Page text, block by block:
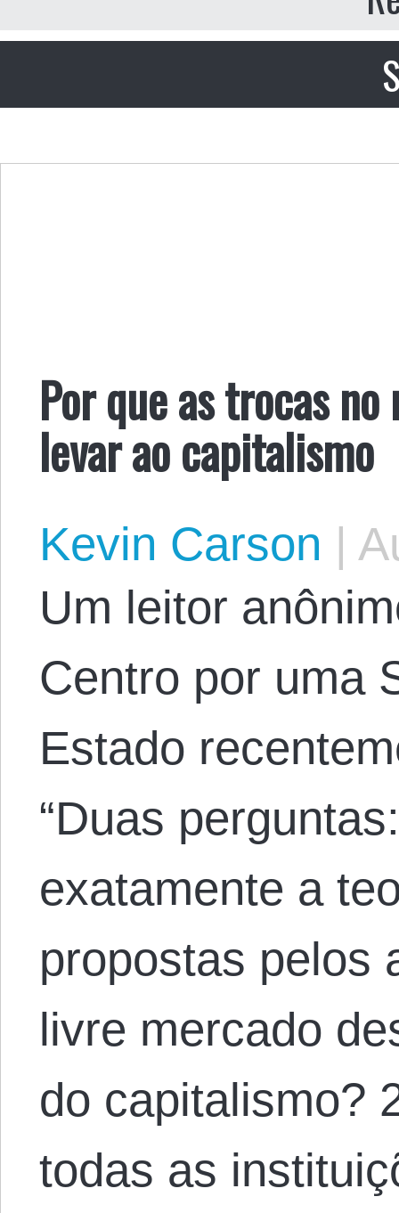
Por que as trocas
levar ao capitalismo
Kevin Carson |
Um leitor
Centro por uma
Estado
“Duas
exatamente a
propostas pelos
livre mercado
do capitalismo?
todas as